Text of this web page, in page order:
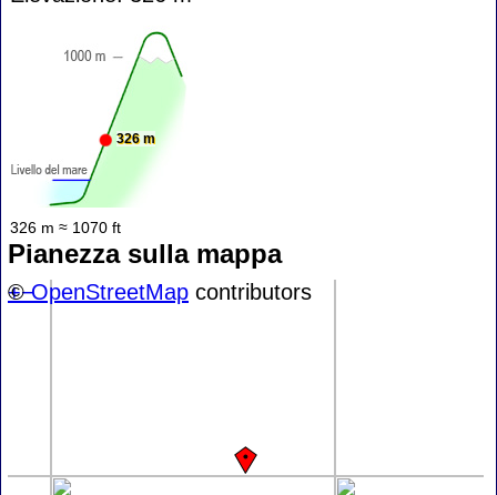
326 m
326 m ≈ 1070 ft
Pianezza sulla mappa
+−
©OpenStreetMap contributors